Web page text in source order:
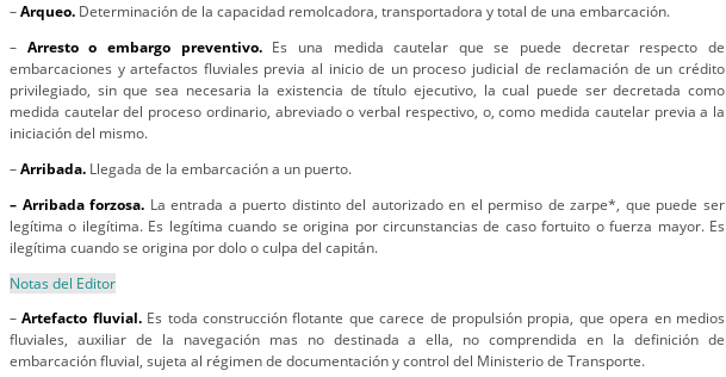
–Arqueo. Determinación de la capacidad remolcadora, transportadora y total de una embarcación.
– Arresto o embargo preventivo. Es una medida cautelar que se puede decretar respecto de
embarcaciones y artefactos fluviales previa al inicio de un proceso judicial de reclamación de un crédito
privilegiado, sin que sea necesaria la existencia de título ejecutivo, la cual puede ser decretada como
medida cautelar del proceso ordinario, abreviado o verbal respectivo, o, como medida cautelar previa a la
iniciación del mismo.
–Arribada. Llegada de la embarcación a un puerto.
– Arribada forzosa. La entrada a puerto distinto del autorizado en el permiso de zarpe*, que puede ser
legítima o ilegítima. Es legítima cuando se origina por circunstancias de caso fortuito o fuerza mayor. Es
ilegítima cuando se origina por dolo o culpa del capitán.
Notas del Editor
–Artefacto fluvial. Es toda construcción flotante que carece de propulsión propia, que opera en medios
fluviales, auxiliar de la navegación mas no destinada a ella, no comprendida en la definición de
embarcación fluvial, sujeta al régimen de documentación y control del Ministerio de Transporte.